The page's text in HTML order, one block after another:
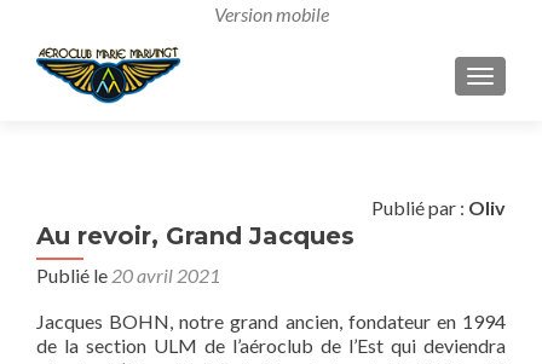
Publié par : Oliv
Au revoir, Grand Jacques
Publié le 20 avril 2021
Jacques BOHN, notre grand ancien, fondateur en 1994
de la section ULM de l’aéroclub de l’Est qui deviendra